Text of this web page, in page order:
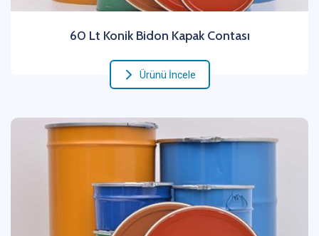
60 Lt Konik Bidon Kapak Contası
Ürünü İncele